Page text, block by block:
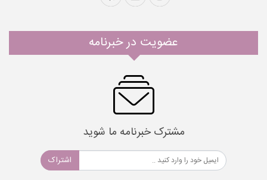
عضویت در خبرنامه
مشترک خبرنامه ما شوید
اشتراک